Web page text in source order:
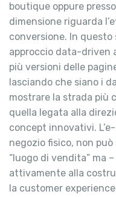
boutique oppure
dimensione riguarda
conversione. In questo
approccio data-driven
più versioni delle
lasciando che siano i
mostrare la strada più
quella legata alla
concept innovativi.
negozio fisico, non
“luogo di vendita” ma
attivamente alla
la customer